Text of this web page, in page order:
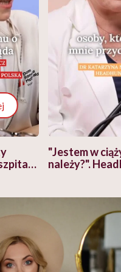
"Jestem w
należy?".
pracy